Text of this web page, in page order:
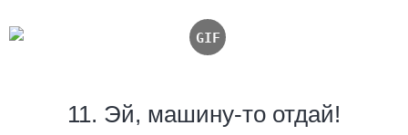
11. Эй, машину-то отдай!